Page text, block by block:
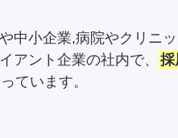
中小企業,病院やクリニッ
アント企業の社内で、
採
ています。